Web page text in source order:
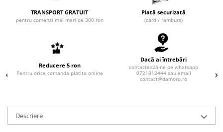
TRANSPORT GRATUIT
pentru comenzi mai mari de 300 ron
Plată securizată
(card / ramburs)
Reducere 5 ron
Pentru orice comanda platita online
Dacă ai întrebări
contactează-ne pe whatsapp
0721812444 sau email
contact@damoro.ro
Descriere